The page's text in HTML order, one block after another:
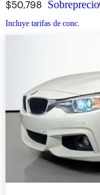
$50,798 Sobreprecio
Incluye tarifas de conc.